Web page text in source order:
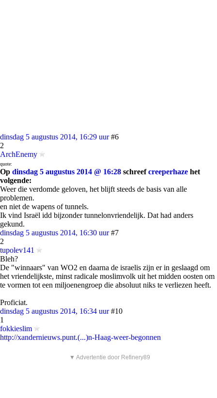
dinsdag 5 augustus 2014, 16:29 uur #6
2
ArchEnemy
quote:
Op dinsdag 5 augustus 2014 @ 16:28 schreefcreeperhaze het
volgende:
Weer die verdomde geloven, het blijft steeds de basis van alle
problemen.
en niet de wapens of tunnels.
Ik vind Israël idd bijzonder tunnelonvriendelijk. Dat had anders
gekund.
dinsdag 5 augustus 2014, 16:30 uur #7
2
tupolev141
Bleh?
De "winnaars" van WO2 en daarna de israelis zijn er in geslaagd om
het vriendelijkste, minst radicale moslimvolk uit het midden oosten om
te vormen tot een miljoenengroep die absoluut niks te verliezen heeft.
Proficiat.
dinsdag 5 augustus 2014, 16:34 uur #10
1
fokkieslim
http://xandernieuws.punt.(...)n-Haag-weer-begonnen
▼ Advertentie door Refinery89